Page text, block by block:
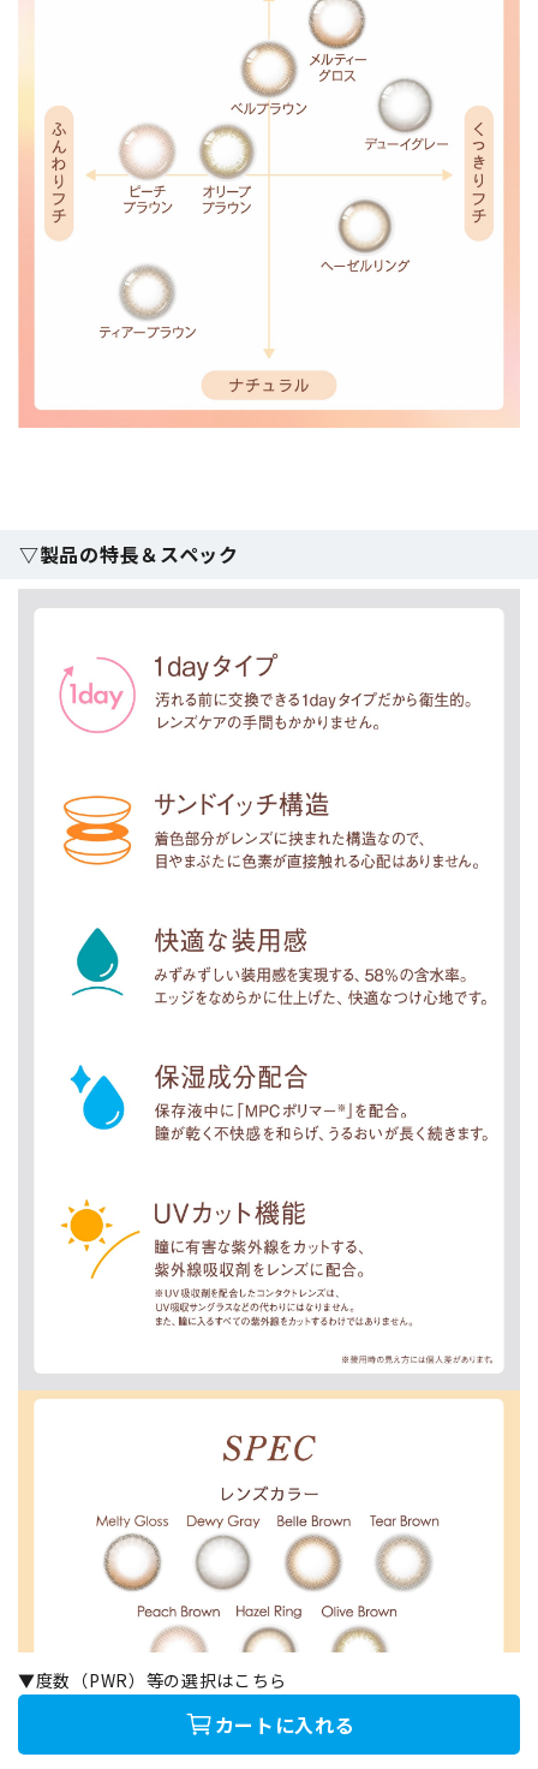
▼度数（PWR）等の選択はこちら
カートに入れる
▽製品の特長＆スペック